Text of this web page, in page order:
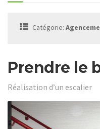
Catégorie:
Prendre le
Réalisation d’un escalier